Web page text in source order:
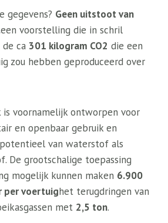
gegevens? Geen uitstoot van
een voorstelling die in schril
ca 301 kilogram CO2 die een
zou hebben geproduceerd over
is voornamelijk ontworpen voor
en openbaar gebruik en
van waterstof als
De grootschalige toepassing
mogelijk kunnen maken 6.900
per voertuighet terugdringen van
met 2,5 ton.